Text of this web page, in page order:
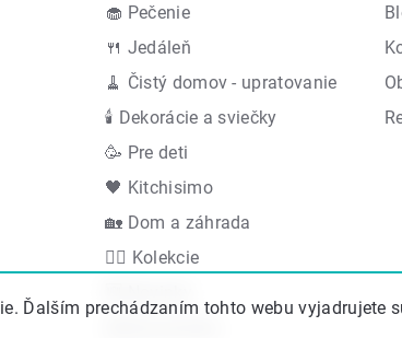
Ďalším prechádzaním tohto webu
🧁 Pečenie
🍴 Jedáleň
🧹 Čistý domov - upratovanie
🕯 Dekorácie a sviečky
🥳 Pre deti
🖤 Kitchisimo
🏡 Dom a záhrada
👍🏻 Kolekcie